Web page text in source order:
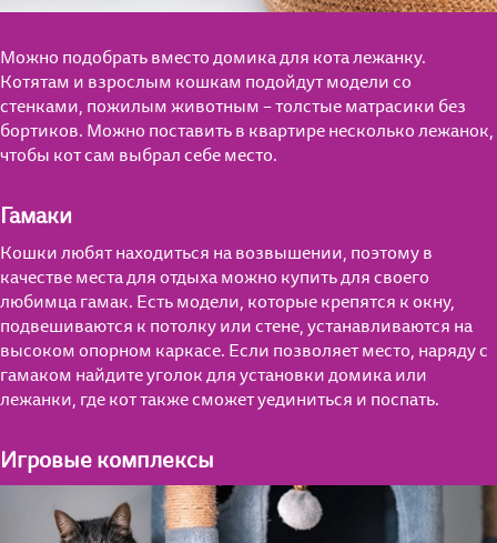
Можно подобрать вместо домика для кота лежанку.
Котятам и взрослым кошкам подойдут модели со
стенками, пожилым животным – толстые матрасики без
бортиков. Можно поставить в квартире несколько лежанок,
чтобы кот сам выбрал себе место.
Гамаки
Кошки любят находиться на возвышении, поэтому в
качестве места для отдыха можно купить для своего
любимца гамак. Есть модели, которые крепятся к окну,
подвешиваются к потолку или стене, устанавливаются на
высоком опорном каркасе. Если позволяет место, наряду с
гамаком найдите уголок для установки домика или
лежанки, где кот также сможет уединиться и поспать.
Игровые комплексы